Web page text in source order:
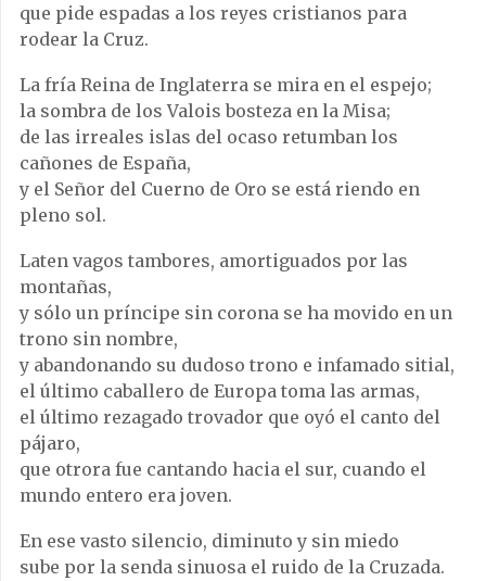
que pide espadas a los reyes cristianos para
rodear la Cruz.
La fría Reina de Inglaterra se mira en el espejo;
la sombra de los Valois bosteza en la Misa;
de las irreales islas del ocaso retumban los
cañones de España,
y el Señor del Cuerno de Oro se está riendo en
pleno sol.
Laten vagos tambores, amortiguados por las
montañas,
y sólo un príncipe sin corona se ha movido en un
trono sin nombre,
y abandonando su dudoso trono e infamado sitial,
el último caballero de Europa toma las armas,
el último rezagado trovador que oyó el canto del
pájaro,
que otrora fue cantando hacia el sur, cuando el
mundo entero era joven.
En ese vasto silencio, diminuto y sin miedo
sube por la senda sinuosa el ruido de la Cruzada.